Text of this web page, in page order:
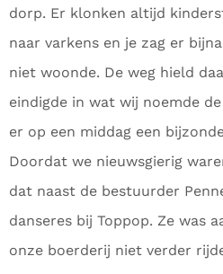
dorp. Er klonken altijd
naar varkens en je zag er
niet woonde. De weg hield
eindigde in wat wij noemde
er op een middag een
Doordat we nieuwsgierig
dat naast de bestuurder
danseres bij Toppop. Ze was
onze boerderij niet verder